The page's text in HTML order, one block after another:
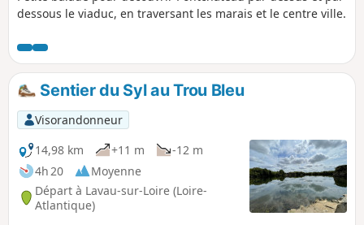
dessous le viaduc, en traversant les marais et le centre ville.
Sentier du Syl au Trou Bleu
Visorandonneur
14,98 km
+11 m
-12 m
4h 20
Moyenne
Départ à Lavau-sur-Loire (Loire-
Atlantique)